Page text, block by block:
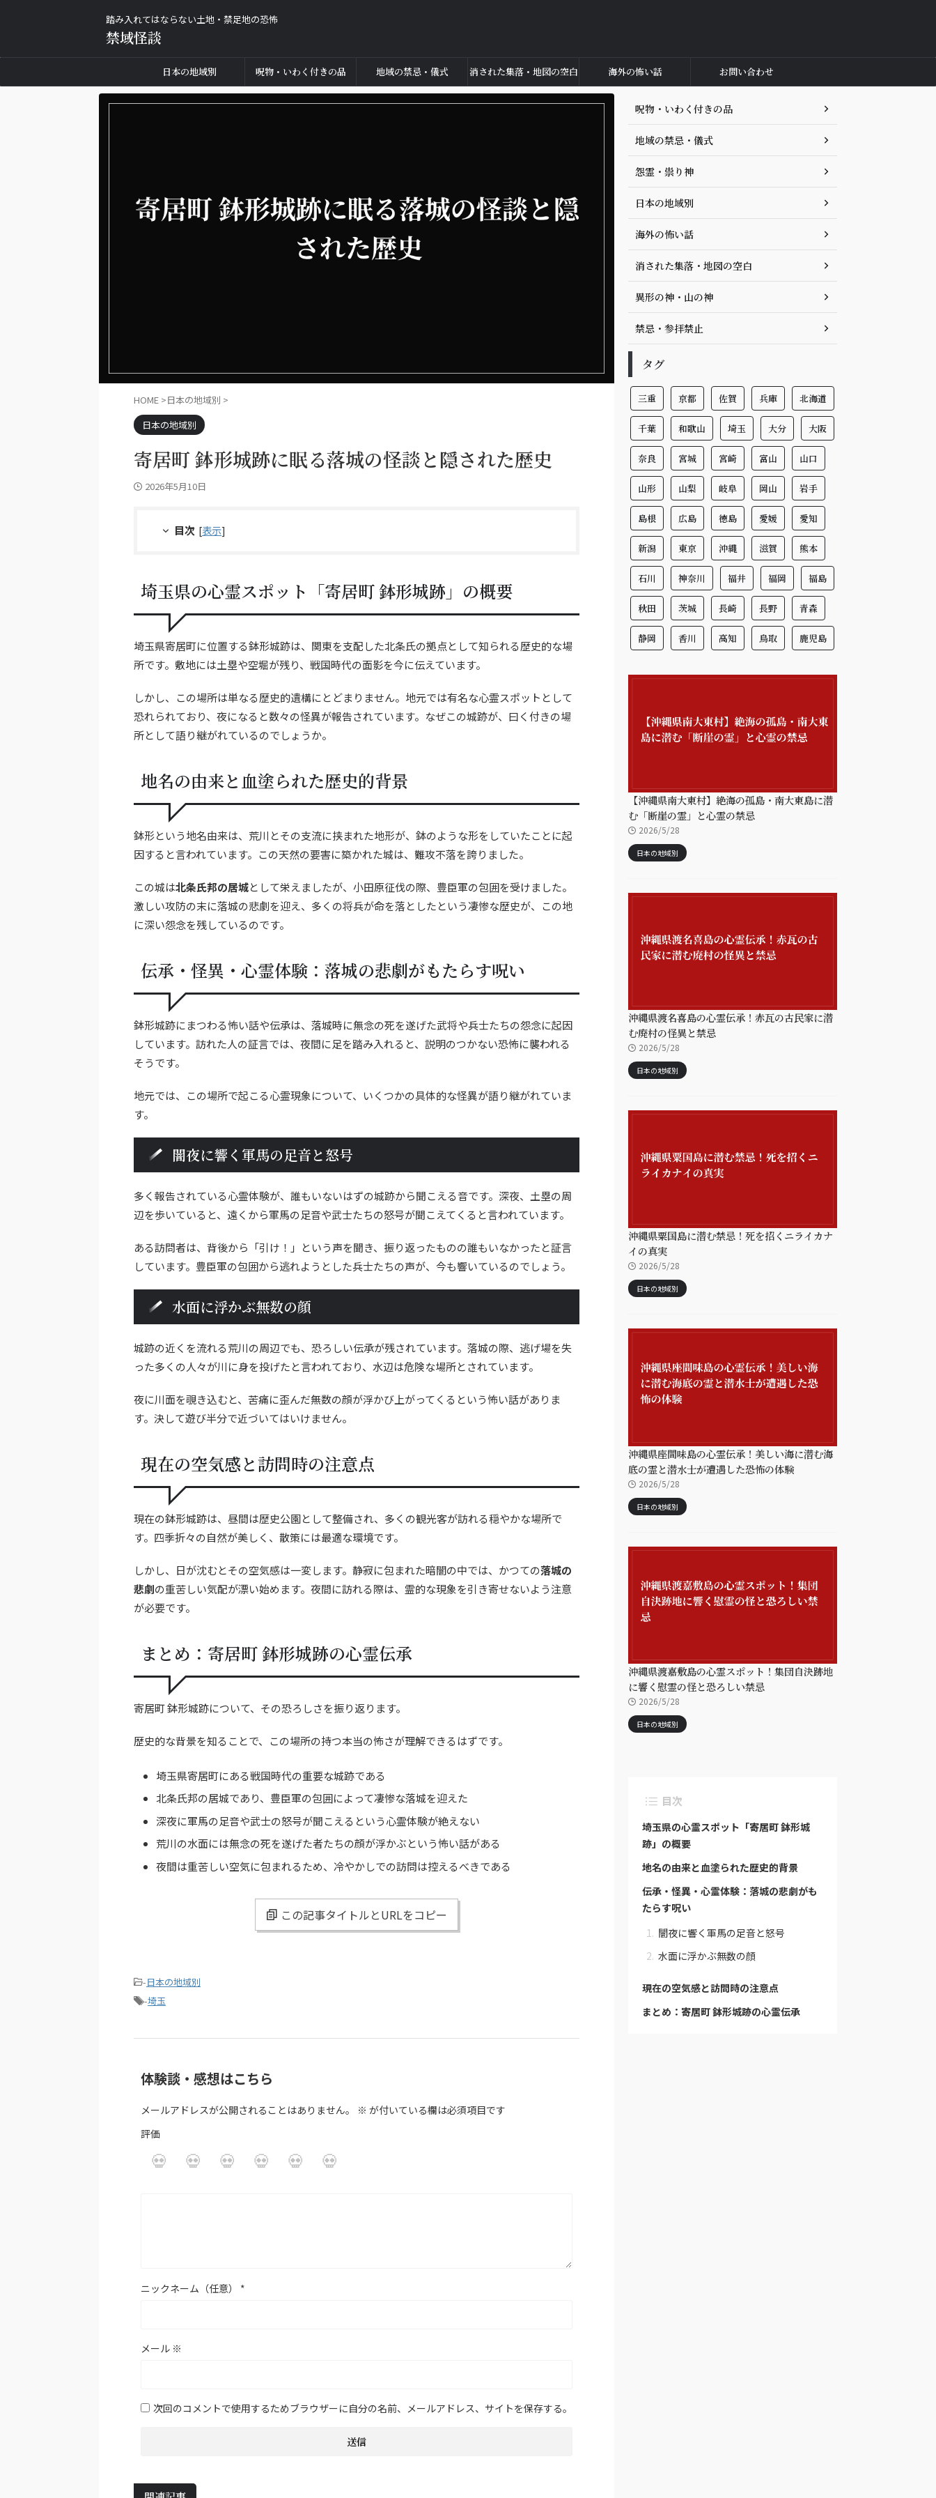
踏み入れてはならない土地・禁足地の恐怖
禁域怪談
日本の地域別 呪物・いわく付きの品 地域の禁忌・儀式 消された集落・地図の空白 海外の怖い話 お問い合わせ
HOME >日本の地域別 >
日本の地域別
寄居町 鉢形城跡に眠る落城の怪談と隠された歴史
2026年5月10日
目次 [表示]
埼玉県の心霊スポット「寄居町 鉢形城跡」の概要
埼玉県寄居町に位置する鉢形城跡は、関東を支配した北条氏の拠点として知られる歴史的な場
所です。敷地には土塁や空堀が残り、戦国時代の面影を今に伝えています。
しかし、この場所は単なる歴史的遺構にとどまりません。地元では有名な心霊スポットとして
恐れられており、夜になると数々の怪異が報告されています。なぜこの城跡が、曰く付きの場
所として語り継がれているのでしょうか。
地名の由来と血塗られた歴史的背景
鉢形という地名由来は、荒川とその支流に挟まれた地形が、鉢のような形をしていたことに起
因すると言われています。この天然の要害に築かれた城は、難攻不落を誇りました。
この城は北条氏邦の居城として栄えましたが、小田原征伐の際、豊臣軍の包囲を受けました。
激しい攻防の末に落城の悲劇を迎え、多くの将兵が命を落としたという凄惨な歴史が、この地
に深い怨念を残しているのです。
伝承・怪異・心霊体験：落城の悲劇がもたらす呪い
鉢形城跡にまつわる怖い話や伝承は、落城時に無念の死を遂げた武将や兵士たちの怨念に起因
しています。訪れた人の証言では、夜間に足を踏み入れると、説明のつかない恐怖に襲われる
そうです。
地元では、この場所で起こる心霊現象について、いくつかの具体的な怪異が語り継がれていま
す。
闇夜に響く軍馬の足音と怒号
多く報告されている心霊体験が、誰もいないはずの城跡から聞こえる音です。深夜、土塁の周
辺を歩いていると、遠くから軍馬の足音や武士たちの怒号が聞こえてくると言われています。
ある訪問者は、背後から「引け！」という声を聞き、振り返ったものの誰もいなかったと証言
しています。豊臣軍の包囲から逃れようとした兵士たちの声が、今も響いているのでしょう。
水面に浮かぶ無数の顔
城跡の近くを流れる荒川の周辺でも、恐ろしい伝承が残されています。落城の際、逃げ場を失
った多くの人々が川に身を投げたと言われており、水辺は危険な場所とされています。
夜に川面を覗き込むと、苦痛に歪んだ無数の顔が浮かび上がってくるという怖い話がありま
す。決して遊び半分で近づいてはいけません。
現在の空気感と訪問時の注意点
現在の鉢形城跡は、昼間は歴史公園として整備され、多くの観光客が訪れる穏やかな場所で
す。四季折々の自然が美しく、散策には最適な環境です。
しかし、日が沈むとその空気感は一変します。静寂に包まれた暗闇の中では、かつての落城の
悲劇の重苦しい気配が漂い始めます。夜間に訪れる際は、霊的な現象を引き寄せないよう注意
が必要です。
まとめ：寄居町 鉢形城跡の心霊伝承
寄居町 鉢形城跡について、その恐ろしさを振り返ります。
歴史的な背景を知ることで、この場所の持つ本当の怖さが理解できるはずです。
埼玉県寄居町にある戦国時代の重要な城跡である
北条氏邦の居城であり、豊臣軍の包囲によって凄惨な落城を迎えた
深夜に軍馬の足音や武士の怒号が聞こえるという心霊体験が絶えない
荒川の水面には無念の死を遂げた者たちの顔が浮かぶという怖い話がある
夜間は重苦しい空気に包まれるため、冷やかしでの訪問は控えるべきである
この記事タイトルとURLをコピー
-日本の地域別
-埼玉
体験談・感想はこちら
メールアドレスが公開されることはありません。 ※ が付いている欄は必須項目です
評価
ニックネーム（任意） *
メール ※
次回のコメントで使用するためブラウザーに自分の名前、メールアドレス、サイトを保存する。
呪物・いわく付きの品
地域の禁忌・儀式
怨霊・祟り神
日本の地域別
海外の怖い話
消された集落・地図の空白
異形の神・山の神
禁忌・参拝禁止
タグ
三重 京都 佐賀 兵庫 北海道
千葉 和歌山 埼玉 大分 大阪
奈良 宮城 宮崎 富山 山口
山形 山梨 岐阜 岡山 岩手
島根 広島 徳島 愛媛 愛知
新潟 東京 沖縄 滋賀 熊本
石川 神奈川 福井 福岡 福島
秋田 茨城 長崎 長野 青森
静岡 香川 高知 鳥取 鹿児島
【沖縄県南大東村】絶海の孤島・南大東島に潜
む「断崖の霊」と心霊の禁忌
2026/5/28
日本の地域別
沖縄県渡名喜島の心霊伝承！赤瓦の古民家に潜
む廃村の怪異と禁忌
2026/5/28
日本の地域別
沖縄県粟国島に潜む禁忌！死を招くニライカナ
イの真実
2026/5/28
日本の地域別
沖縄県座間味島の心霊伝承！美しい海に潜む海
底の霊と潜水士が遭遇した恐怖の体験
2026/5/28
日本の地域別
沖縄県渡嘉敷島の心霊スポット！集団自決跡地
に響く慰霊の怪と恐ろしい禁忌
2026/5/28
日本の地域別
目次
埼玉県の心霊スポット「寄居町 鉢形城
跡」の概要
地名の由来と血塗られた歴史的背景
伝承・怪異・心霊体験：落城の悲劇がも
たらす呪い
闇夜に響く軍馬の足音と怒号
水面に浮かぶ無数の顔
現在の空気感と訪問時の注意点
まとめ：寄居町 鉢形城跡の心霊伝承